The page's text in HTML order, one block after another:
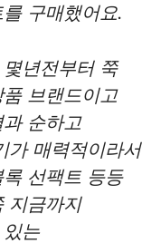
구매했어요.
몇년전부터 쭉
브랜드이고
순하고
가 매력적이라서
선팩트 등등
지금까지
는